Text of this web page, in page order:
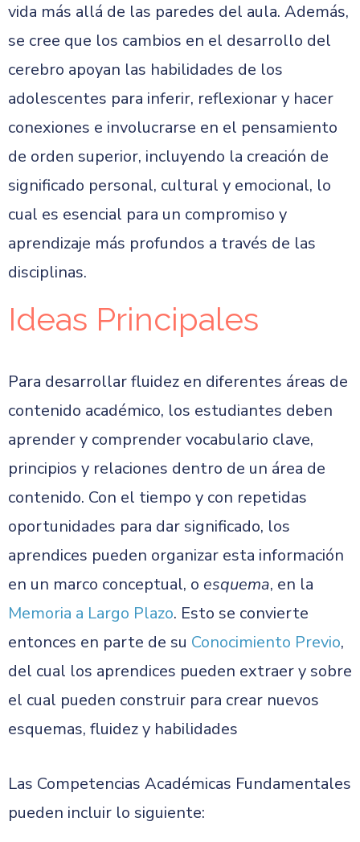
vida más allá de las paredes del aula. Además,
se cree que los cambios en el desarrollo del
cerebro apoyan las habilidades de los
adolescentes para inferir, reflexionar y hacer
conexiones e involucrarse en el pensamiento
de orden superior, incluyendo la creación de
significado personal, cultural y emocional, lo
cual es esencial para un compromiso y
aprendizaje más profundos a través de las
disciplinas.
Ideas Principales
Para desarrollar fluidez en diferentes áreas de
contenido académico, los estudiantes deben
aprender y comprender vocabulario clave,
principios y relaciones dentro de un área de
contenido. Con el tiempo y con repetidas
oportunidades para dar significado, los
aprendices pueden organizar esta información
en un marco conceptual, o esquema, en la
Memoria a Largo Plazo. Esto se convierte
entonces en parte de su Conocimiento Previo,
del cual los aprendices pueden extraer y sobre
el cual pueden construir para crear nuevos
esquemas, fluidez y habilidades
Las Competencias Académicas Fundamentales
pueden incluir lo siguiente: